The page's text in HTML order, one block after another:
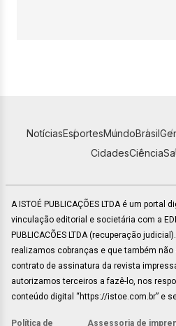
NotíciasEsportesMundoBrasil
CidadesCiência
A ISTOÉ PUBLICAÇÕES LTDA é um portal
vinculação editorial e societária com a
PUBLICACÕES LTDA (recuperação
realizamos cobranças e que também
contrato de assinatura da revista
autorizamos terceiros a fazê-lo, nos
conteúdo digital “https://istoe.com.br” e
Política de Assessoria de